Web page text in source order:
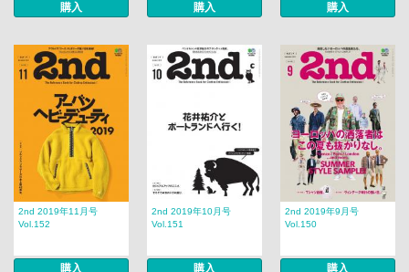
購入 購入 購入
2nd 2019年11月号
Vol.152
購入
2nd 2019年10月号
Vol.151
購入
2nd 2019年9月号
Vol.150
購入